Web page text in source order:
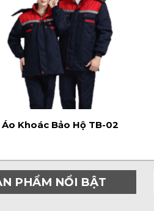
Áo Khoác Bảo Hộ TB-02
PHẨM NỔI BẬT